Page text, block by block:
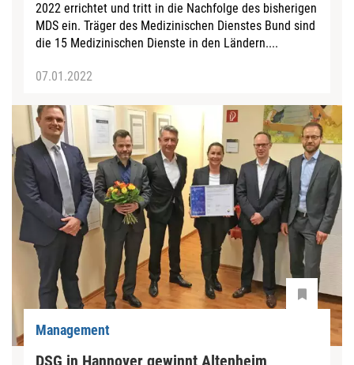
2022 errichtet und tritt in die Nachfolge des bisherigen
MDS ein. Träger des Medizinischen Dienstes Bund sind
die 15 Medizinischen Dienste in den Ländern....
07.01.2022
Management
DSG in Hannover gewinnt Altenheim